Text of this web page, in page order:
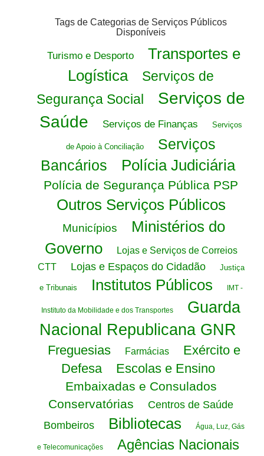
Tags de Categorias de Serviços Públicos
Disponíveis
Turismo e Desporto
Transportes e
Logística
Serviços de
Segurança Social
Serviços de
Saúde
Serviços de Finanças Serviços
de Apoio à Conciliação
Serviços
Bancários
Polícia Judiciária
Polícia de Segurança Pública PSP
Outros Serviços Públicos
Municípios
Ministérios do
Governo
Lojas e Serviços de Correios
CTT
Lojas e Espaços do Cidadão Justiça
e Tribunais Institutos Públicos IMT -
Instituto da Mobilidade e dos Transportes
Guarda
Nacional Republicana GNR
Freguesias Farmácias
Exército e
Defesa
Escolas e Ensino
Embaixadas e Consulados
Conservatórias
Centros de Saúde
Bombeiros
Bibliotecas Água, Luz, Gás
e Telecomunicações Agências Nacionais